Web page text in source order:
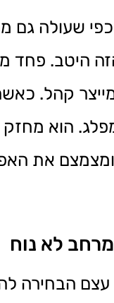
שעולה גם
היטב. פחד
קהל.
הוא
את
לא נוח
עצם הבחירה